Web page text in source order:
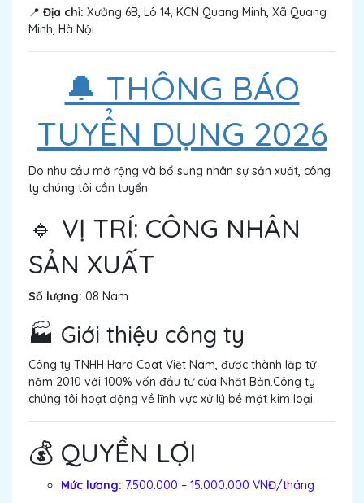
📍 Địa chỉ: Xưởng 6B, Lô 14, KCN Quang Minh, Xã Quang
Minh, Hà Nội
🔔 THÔNG BÁO
TUYỂN DỤNG 2026
Do nhu cầu mở rộng và bổ sung nhân sự sản xuất, công
ty chúng tôi cần tuyển:
🔹 VỊ TRÍ: CÔNG NHÂN
SẢN XUẤT
Số lượng: 08 Nam
🏭 Giới thiệu công ty
Công ty TNHH Hard Coat Việt Nam, được thành lập từ
năm 2010 với 100% vốn đầu tư của Nhật Bản.Công ty
chúng tôi hoạt động về lĩnh vực xử lý bề mặt kim loại.
💰 QUYỀN LỢI
Mức lương: 7.500.000 – 15.000.000 VNĐ/tháng